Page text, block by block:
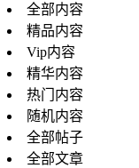
全部内容
精品内容
Vip内容
精华内容
热门内容
随机内容
全部帖子
全部文章